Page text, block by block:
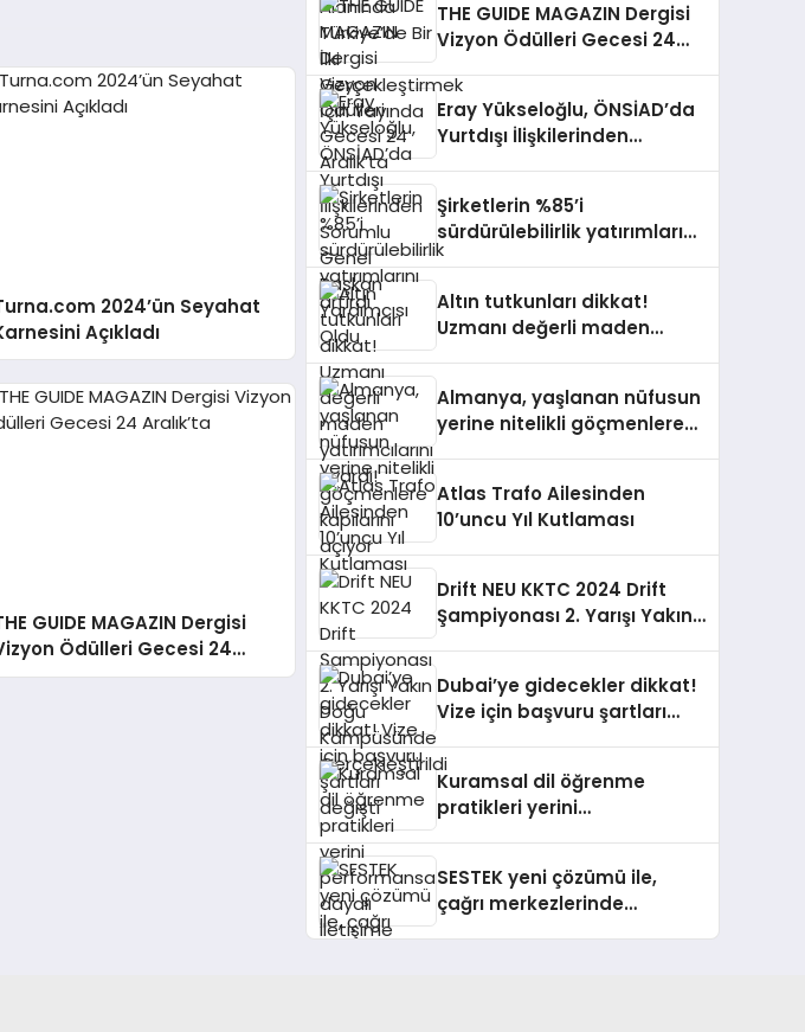
2024’ün Seyahat
Açıkladı
GUIDE MAGAZIN Dergisi
Ödülleri Gecesi 24
THE GUIDE MAGAZIN Dergisi
Vizyon Ödülleri Gecesi 24
Eray Yükseloğlu, ÖNSİAD’da
Yurtdışı İlişkilerinden
Şirketlerin %85’i
sürdürülebilirlik yatırımlarını
artırdı
Altın tutkunları dikkat!
Uzmanı değerli maden
Almanya, yaşlanan nüfusun
yerine nitelikli göçmenlere
Atlas Trafo Ailesinden
10’uncu Yıl Kutlaması
Drift NEU KKTC 2024 Drift
Şampiyonası 2. Yarışı Yakın
Dubai’ye gidecekler dikkat!
Vize için başvuru şartları
Kuramsal dil öğrenme
pratikleri yerini
SESTEK yeni çözümü ile,
çağrı merkezlerinde